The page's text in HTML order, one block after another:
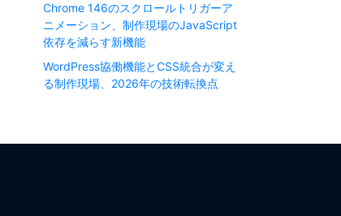
Chrome 146のスクロールトリガーア
ニメーション、制作現場のJavaScript
依存を減らす新機能
WordPress協働機能とCSS統合が変え
る制作現場、2026年の技術転換点